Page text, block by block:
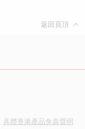
返回頁頂
具體香港產品免責聲明